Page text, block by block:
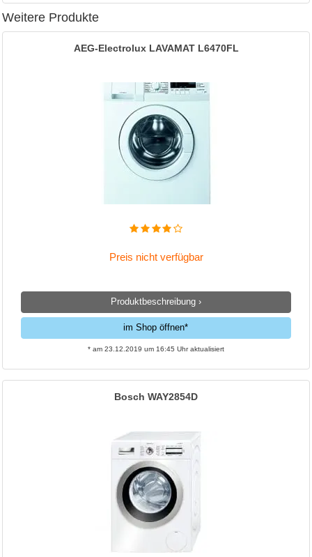
Weitere Produkte
AEG-Electrolux LAVAMAT L6470FL
Preis nicht verfügbar
Produktbeschreibung ›
im Shop öffnen*
* am 23.12.2019 um 16:45 Uhr aktualisiert
Bosch WAY2854D